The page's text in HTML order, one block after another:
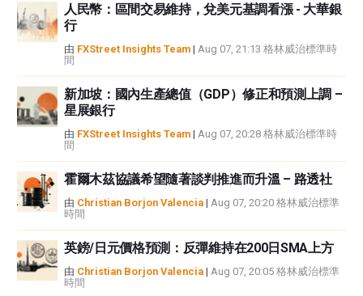
性不作任何陳述。FXStreet和作者將不承擔任何錯誤，遺漏或任何損失，傷害
或損害由此資訊及其顯示或使用引起的。錯誤和遺漏除外。本文作者和
FXStreet並非註冊投資顧問，本文內容無意提供任何投資建議。
人民幣：區間交易維持，兌美元基調看漲 - 大華銀
行
由 FXStreet Insights Team | Aug 07, 21:13 格林威治標準時
間
新加坡：國內生產總值（GDP）修正和預測上調 –
星展銀行
由 FXStreet Insights Team | Aug 07, 20:28 格林威治標準時
間
霍爾木茲協議希望隨著談判推進而升溫 – 路透社
由 Christian Borjon Valencia | Aug 07, 20:20 格林威治標準
時間
英鎊/日元價格預測：反彈維持在200日SMA上方
由 Christian Borjon Valencia | Aug 07, 20:05 格林威治標準
時間